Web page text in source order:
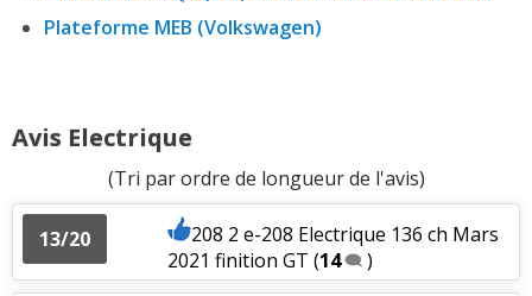
Plateforme MEB (Volkswagen)
Avis Electrique
(Tri par ordre de longueur de l'avis)
13/20
208 2 e-208 Electrique 136 ch Mars
2021 finition GT (14 )